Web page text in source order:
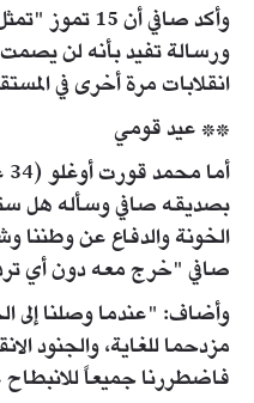
وأكد صافي أن
ورسالة تفيد بأنه لن
انقلابات مرة أخرى في
** عيد قومي
بصديقه صافي وسأله هل
الخونة والدفاع عن وطننا
صافي "خرج معه دون أي
وأضاف: "عندما وصلنا إلى
مزدحما للغاية، والجنود
فاضطررنا جميعاً